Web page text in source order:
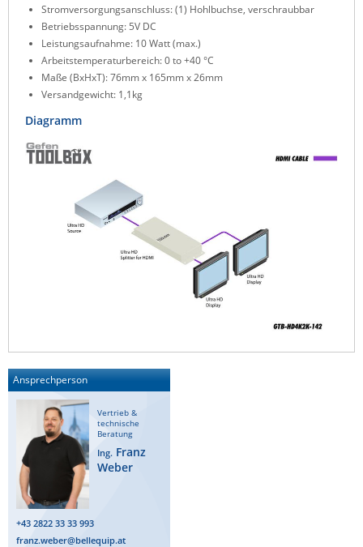
Sunbird
Tactical Software
TEKTELIC
Teltonika
Unwired Networks
Vision
WATTECO
Stromversorgungsanschluss: (1) Hohlbuchse, verschraubbar
Betriebsspannung: 5V DC
Leistungsaufnahme: 10 Watt (max.)
Arbeitstemperaturbereich: 0 to +40 °C
Maße (BxHxT): 76mm x 165mm x 26mm
Versandgewicht: 1,1kg
Diagramm
Ansprechperson
Vertrieb &
technische
Beratung
Ing. Franz
Weber
+43 2822 33 33 993
franz.weber@bellequip.at